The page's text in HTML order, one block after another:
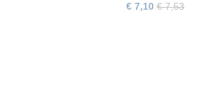
€ 7,10 € 7,53